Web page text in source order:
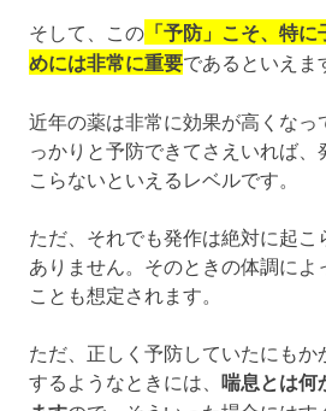
そして、この 「予防」こそ、特
めには非常に重要であるといえま
近年の薬は非常に効果が高くなっ
っかりと予防できてさえいれば
こらないといえるレベルです。
ただ、それでも発作は絶対に起こ
ありません。そのときの体調によ
ことも想定されます。
ただ、正しく予防していたにもか
するようなときには、 喘息とは何